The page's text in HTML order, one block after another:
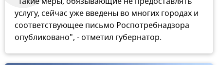
услугу, сейчас уже введены во многих городах и
соответствующее письмо Роспотребнадзора
опубликовано", - отметил губернатор.